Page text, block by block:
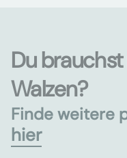
Du
Walzen?
Finde weitere
hier